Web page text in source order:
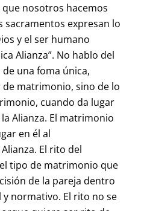
nosotros hacemos
sacramentos expresan lo
y el ser humano
Alianza”. No hablo del
una foma única,
matrimonio, sino de lo
cuando da lugar
Alianza. El matrimonio
en él al
El rito del
tipo de matrimonio que
de la pareja dentro
normativo. El rito no se